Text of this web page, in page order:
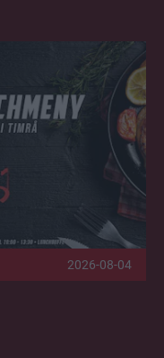
08-04
2026-08-04